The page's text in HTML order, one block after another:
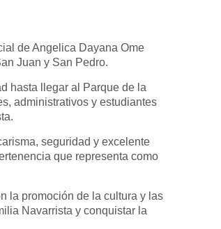
de Angelica Dayana Ome
Juan y San Pedro.
hasta llegar al Parque de la
administrativos y estudiantes
seguridad y excelente
que representa como
la promoción de la cultura y las
Navarrista y conquistar la